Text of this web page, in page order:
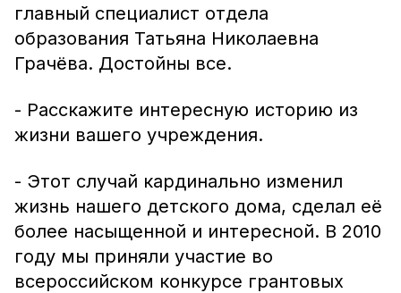
главный специалист отдела
образования Татьяна Николаевна
Грачёва. Достойны все.
- Расскажите интересную историю из
жизни вашего учреждения.
- Этот случай кардинально изменил
жизнь нашего детского дома, сделал её
более насыщенной и интересной. В 2010
году мы приняли участие во
всероссийском конкурсе грантовых